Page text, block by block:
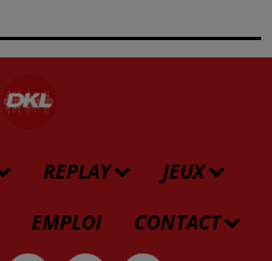
REPLAY
JEUX
EMPLOI CONTACT